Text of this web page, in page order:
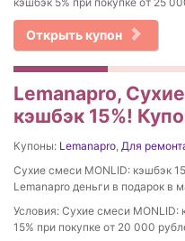
Открыть купон
Lemanapro,
кэшбэк 15%!
Купоны: Lemanapro, Для
Сухие смеси MONLID: кэшбэк
Lemanapro деньги в подарок в
Условия: Сухие смеси MONLID:
15% при покупке от 20 000